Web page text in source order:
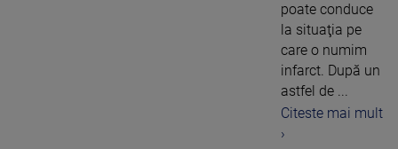
poate conduce
la situaţia pe
care o numim
infarct. După un
astfel de ...
Citeste mai mult
›